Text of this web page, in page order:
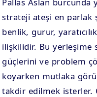
strateji ateşi en parlak
benlik, gurur,
ilişkilidir. Bu yerleşime
güçlerini ve problem
koyarken mutlaka
takdir edilmek isterler.